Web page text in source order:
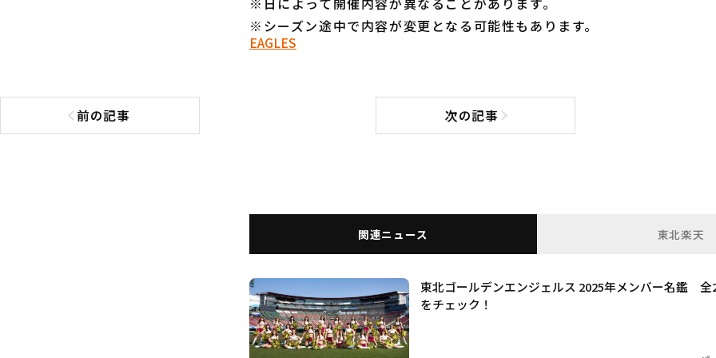
※シーズン途中で内容が変更となる可能性もあります。
EAGLES
前の記事
前の記事へ 次の記事次の記事へ
関連ニュース 東北楽天
東北ゴールデンエンジェルス 2025年メンバー名鑑 全
をチェック！